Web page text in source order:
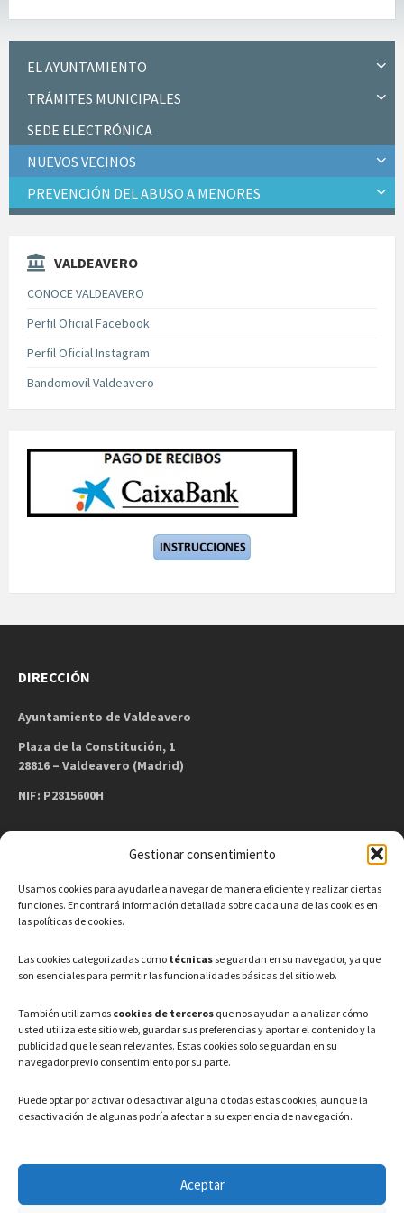
Gestionar consentimiento
Usamos cookies para ayudarle a navegar de manera eficiente y realizar ciertas
funciones. Encontrará información detallada sobre cada una de las cookies en
las políticas de cookies.
Las cookies categorizadas como técnicas se guardan en su navegador, ya que
son esenciales para permitir las funcionalidades básicas del sitio web.
También utilizamos cookies de terceros que nos ayudan a analizar cómo
usted utiliza este sitio web, guardar sus preferencias y aportar el contenido y la
publicidad que le sean relevantes. Estas cookies solo se guardan en su
navegador previo consentimiento por su parte.
Puede optar por activar o desactivar alguna o todas estas cookies, aunque la
desactivación de algunas podría afectar a su experiencia de navegación.
Aceptar
EL AYUNTAMIENTO
TRÁMITES MUNICIPALES
SEDE ELECTRÓNICA
NUEVOS VECINOS
PREVENCIÓN DEL ABUSO A MENORES
VALDEAVERO
CONOCE VALDEAVERO
Perfil Oficial Facebook
Perfil Oficial Instagram
Bandomovil Valdeavero
DIRECCIÓN
Ayuntamiento de Valdeavero
Plaza de la Constitución, 1
28816 – Valdeavero (Madrid)
NIF: P2815600H
Teléfono: 91 886 44 62
Correo Electrónico:
HORARIO
Lunes a Viernes: 08:00h – 15:00h
LEGAL
Política de privacidad–Aviso Legal–Política de cookies